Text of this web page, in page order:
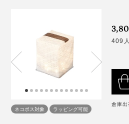
ソーラーパネルを下にして、地
がキューブ型のボディ全体から
じる雰囲気に。
真っ暗な家の中を必需品や備蓄
突然大きな音がした屋外の様子
sunを持って歩き回れました。
部屋全体を明るくしたい時は、
1 弱モード
常夜灯や非常灯に
連続点灯時間：15時間
2 強モード
インテリアライトや読書に
ネコポス対象 ラッピング可能
409
倉庫出